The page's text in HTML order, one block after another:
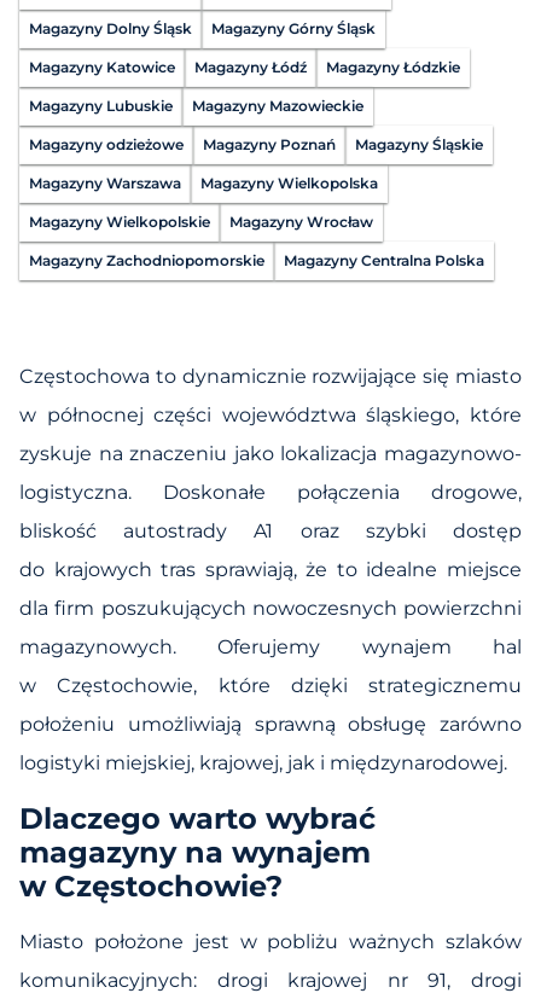
Magazyny Dolny Śląsk Magazyny Górny Śląsk
Magazyny Katowice Magazyny Łódź Magazyny Łódzkie
Magazyny Lubuskie Magazyny Mazowieckie
Magazyny odzieżowe Magazyny Poznań Magazyny Śląskie
Magazyny Warszawa Magazyny Wielkopolska
Magazyny Wielkopolskie Magazyny Wrocław
Magazyny Zachodniopomorskie Magazyny Centralna Polska
Częstochowa to dynamicznie rozwijające się miasto
w północnej części województwa śląskiego, które
zyskuje na znaczeniu jako lokalizacja magazynowo-
logistyczna. Doskonałe połączenia drogowe,
bliskość autostrady A1 oraz szybki dostęp
do krajowych tras sprawiają, że to idealne miejsce
dla firm poszukujących nowoczesnych powierzchni
magazynowych. Oferujemy wynajem hal
w Częstochowie, które dzięki strategicznemu
położeniu umożliwiają sprawną obsługę zarówno
logistyki miejskiej, krajowej, jak i międzynarodowej.
Dlaczego warto wybrać
magazyny na wynajem
w Częstochowie?
Miasto położone jest w pobliżu ważnych szlaków
komunikacyjnych: drogi krajowej nr 91, drogi